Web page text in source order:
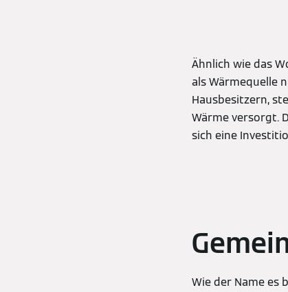
Ähnlich wie das
als Wärmequelle
Hausbesitzern,
Wärme versorgt.
sich eine
Wie der Name es